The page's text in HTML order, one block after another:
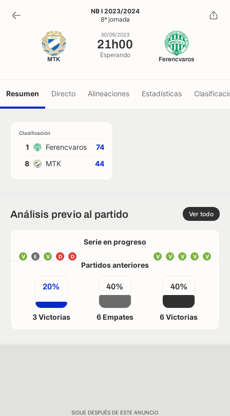
21h00
30/09/2023
NB I 2023/2024
8ª jornada
MTK
30/09/2023
21h00
Esperando
Ferencvaros
Resumen Directo Alineaciones Estadísticas
Clasificación
1 Ferencvaros
74
8
MTK 44
Análisis previo al partido Ver todo
Serie en progreso
V E V D D V
V
V
V
V
Partidos anteriores
20%
3 Victorias
40%
6 Empates
40%
6 Victorias
SIGUE DESPUÉS DE ESTE ANUNCIO